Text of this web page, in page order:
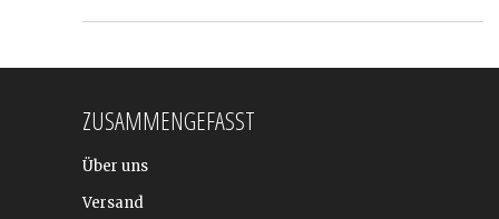
ZUSAMMENGEFASST
Über uns
Versand